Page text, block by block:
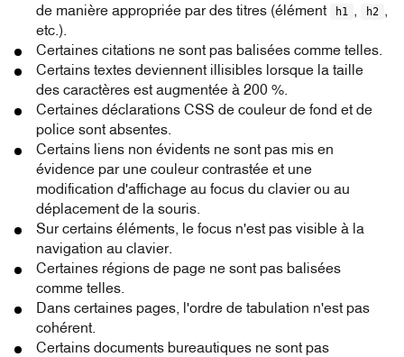
de manière appropriée par des titres (élément
h1 , h2 ,
etc.).
Certaines citations ne sont pas balisées comme telles.
Certains textes deviennent illisibles lorsque la taille
des caractères est augmentée à 200 %.
Certaines déclarations CSS de couleur de fond et de
police sont absentes.
Certains liens non évidents ne sont pas mis en
évidence par une couleur contrastée et une
modification d'affichage au focus du clavier ou au
déplacement de la souris.
Sur certains éléments, le focus n'est pas visible à la
navigation au clavier.
Certaines régions de page ne sont pas balisées
comme telles.
Dans certaines pages, l'ordre de tabulation n'est pas
cohérent.
Certains documents bureautiques ne sont pas